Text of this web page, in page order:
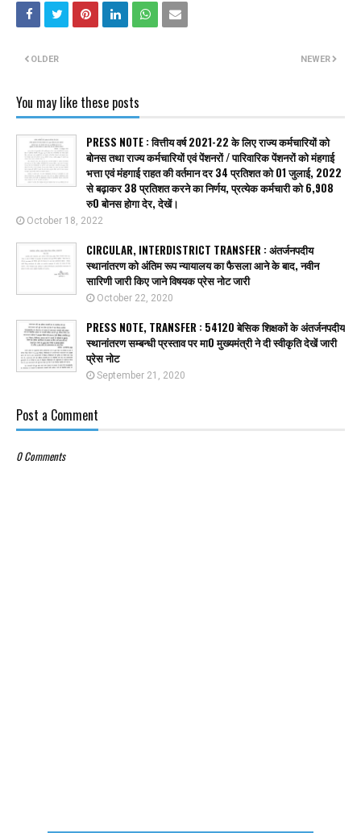
NEWER
OLDER
You may like these posts
PRESS NOTE : वित्तीय वर्ष 2021-22 के लिए राज्य कर्मचारियों को
बोनस तथा राज्य कर्मचारियों एवं पेंशनरों / पारिवारिक पेंशनरों को मंहगाई
भत्ता एवं मंहगाई राहत की वर्तमान दर 34 प्रतिशत को 01 जुलाई, 2022
से बढ़ाकर 38 प्रतिशत करने का निर्णय, प्रत्येक कर्मचारी को 6,908
रु0 बोनस होगा देर, देखें।
October 18, 2022
CIRCULAR, INTERDISTRICT TRANSFER : अंतर्जनपदीय
स्थानांतरण को अंतिम रूप न्यायालय का फैसला आने के बाद, नवीन
सारिणी जारी किए जाने विषयक प्रेस नोट जारी
October 22, 2020
PRESS NOTE, TRANSFER : 54120 बेसिक शिक्षकों के अंतर्जनपदीय
स्थानांतरण सम्बन्धी प्रस्ताव पर मा0 मुख्यमंत्री ने दी स्वीकृति देखें जारी
प्रेस नोट
September 21, 2020
Post a Comment
0 Comments